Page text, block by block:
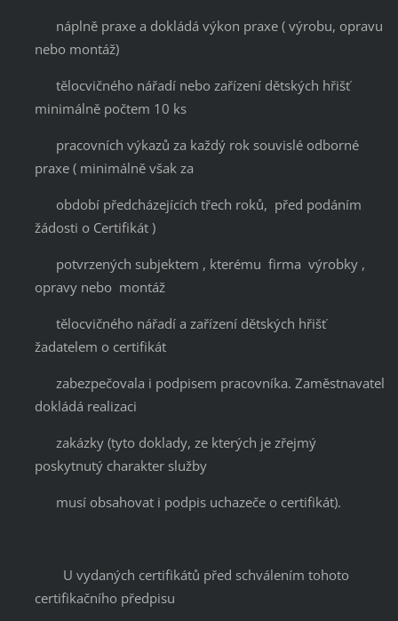
náplně praxe a dokládá výkon praxe ( výrobu, opravu
nebo montáž)
tělocvičného nářadí nebo zařízení dětských hřišť
minimálně počtem 10 ks
pracovních výkazů za každý rok souvislé odborné
praxe ( minimálně však za
období předcházejících třech roků, před podáním
žádosti o Certifikát )
potvrzených subjektem , kterému firma výrobky ,
opravy nebo montáž
tělocvičného nářadí a zařízení dětských hřišť
žadatelem o certifikát
zabezpečovala i podpisem pracovníka. Zaměstnavatel
dokládá realizaci
zakázky (tyto doklady, ze kterých je zřejmý
poskytnutý charakter služby
musí obsahovat i podpis uchazeče o certifikát).
U vydaných certifikátů před schválením tohoto
certifikačního předpisu